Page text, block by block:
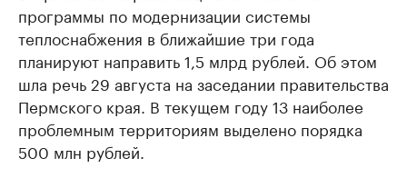
программы по модернизации системы
теплоснабжения в ближайшие три года
планируют направить 1,5 млрд рублей. Об этом
шла речь 29 августа на заседании правительства
Пермского края. В текущем году 13 наиболее
проблемным территориям выделено порядка
500 млн рублей.